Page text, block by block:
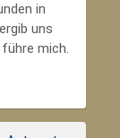
in
uns
mich.